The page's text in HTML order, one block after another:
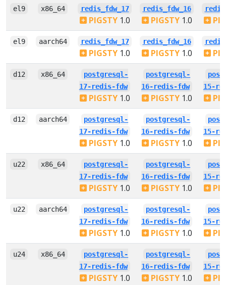
el9 x86_64 redis_fdw_17
PIGSTY1.0
redis_fdw_16
PIGSTY1.0
el9 aarch64 redis_fdw_17
PIGSTY1.0
redis_fdw_16
PIGSTY1.0
d12 x86_64
postgresql-
17-redis-fdw
PIGSTY1.0
postgresql-
16-redis-fdw
PIGSTY1.0
15-
d12 aarch64
postgresql-
17-redis-fdw
PIGSTY1.0
postgresql-
16-redis-fdw
PIGSTY1.0
15-
u22 x86_64
postgresql-
17-redis-fdw
PIGSTY1.0
postgresql-
16-redis-fdw
PIGSTY1.0
15-
u22 aarch64
postgresql-
17-redis-fdw
PIGSTY1.0
postgresql-
16-redis-fdw
PIGSTY1.0
15-
u24 x86_64
postgresql-
17-redis-fdw
PIGSTY1.0
postgresql-
16-redis-fdw
PIGSTY1.0
15-